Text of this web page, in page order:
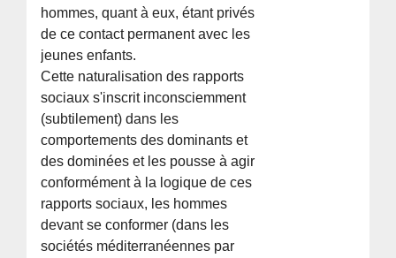
hommes, quant à eux, étant privés
de ce contact permanent avec les
jeunes enfants.
Cette naturalisation des rapports
sociaux s'inscrit inconsciemment
(subtilement) dans les
comportements des dominants et
des dominées et les pousse à agir
conformément à la logique de ces
rapports sociaux, les hommes
devant se conformer (dans les
sociétés méditerranéennes par